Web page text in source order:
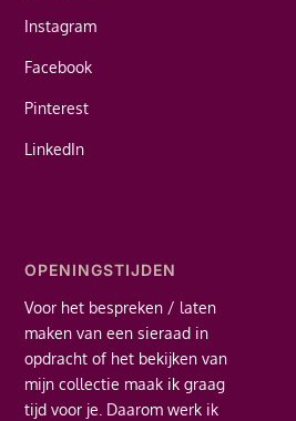
Instagram
Facebook
Pinterest
LinkedIn
OPENINGSTIJDEN
Voor het bespreken / laten
maken van een sieraad in
opdracht of het bekijken van
mijn collectie maak ik graag
tijd voor je. Daarom werk ik